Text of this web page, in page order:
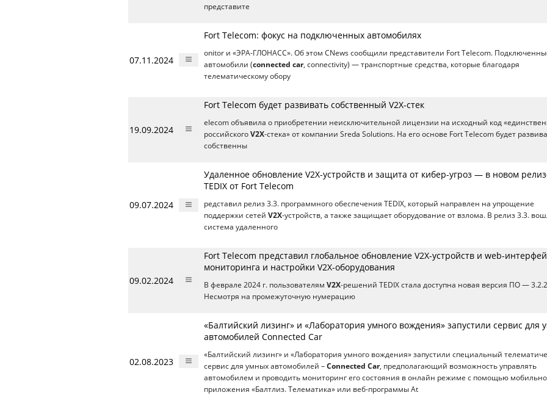
представите
07.11.2024
Fort Telecom: фокус на подключенных автомобилях
onitor и «ЭРА-ГЛОНАСС». Об этом CNews сообщили представители Fort Telecom.
автомобили (connected car, connectivity) — транспортные средства, которые благодаря
телематическому обору
19.09.2024
Fort Telecom будет развивать собственный V2X-стек
elecom объявила о приобретении неисключительной лицензии на исходный код
российского V2X-стека» от компании Sreda Solutions. На его основе Fort Telecom будет
собственны
09.07.2024
Удаленное обновление V2X-устройств и защита от кибер-угроз — в новом
TEDIX от Fort Telecom
редставил релиз 3.3. программного обеспечения TEDIX, который направлен на упрощение
поддержки сетей V2X-устройств, а также защищает оборудование от взлома. В релиз 3.3.
система удаленного
09.02.2024
Fort Telecom представил глобальное обновление V2X-устройств и web-
мониторинга и настройки V2X-оборудования
В феврале 2024 г. пользователям V2X-решений TEDIX стала доступна новая версия ПО —
Несмотря на промежуточную нумерацию
02.08.2023
«Балтийский лизинг» и «Лаборатория умного вождения» запустили сервис для
автомобилей Connected Car
«Балтийский лизинг» и «Лаборатория умного вождения» запустили специальный
сервис для умных автомобилей – Connected Car, предполагающий возможность управлять
автомобилем и проводить мониторинг его состояния в онлайн режиме с помощью
приложения «Балтлиз. Телематика» или веб-программы At